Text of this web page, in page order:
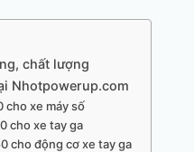
chất lượng
Nhotpowerup.com
cho xe máy số
cho xe tay ga
cho động cơ xe tay ga